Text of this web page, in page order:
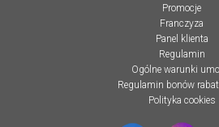
Promocje
Franczyza
Panel klienta
Regulamin
Ogólne warunki
Regulamin bonów
Polityka cookies